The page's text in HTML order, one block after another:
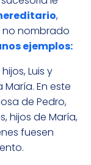
,
nombrado
ejemplos:
Luis y
En este
de Pedro,
hijos de María,
fuesen